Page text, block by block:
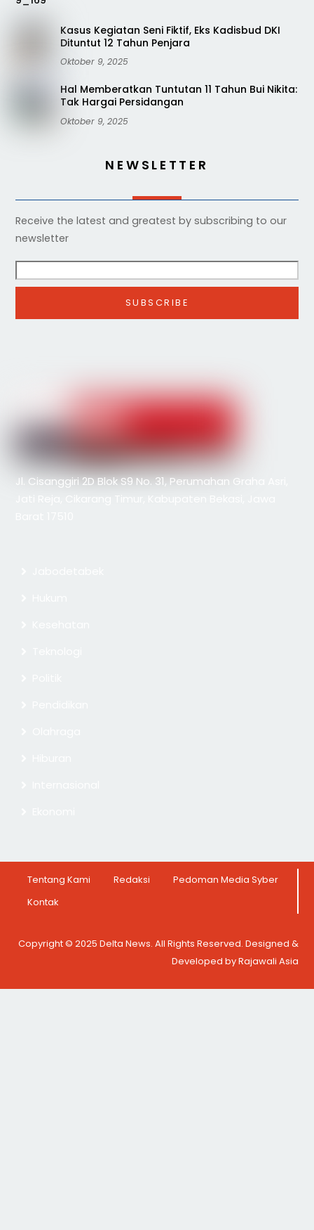
Kasus Kegiatan Seni Fiktif, Eks Kadisbud DKI
Dituntut 12 Tahun Penjara
Oktober 9, 2025
Hal Memberatkan Tuntutan 11 Tahun Bui Nikita:
Tak Hargai Persidangan
Oktober 9, 2025
NEWSLETTER
Receive the latest and greatest by subscribing to our
newsletter
Jl. Cisanggiri 2D Blok S9 No. 31, Perumahan Graha Asri,
Jati Reja, Cikarang Timur, Kabupaten Bekasi, Jawa
Tentang Kami Redaksi
Pedoman Media Syber
Kontak
Copyright © 2025 Delta News. All Rights Reserved. Designed &
Developed by Rajawali Asia